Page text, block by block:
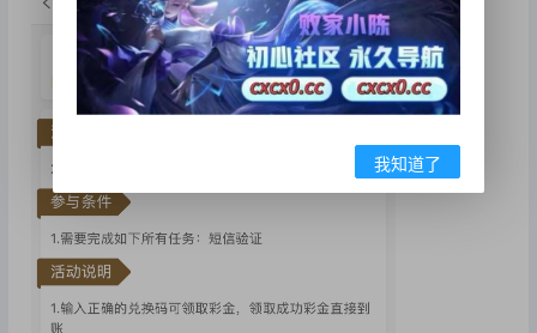
我知道了